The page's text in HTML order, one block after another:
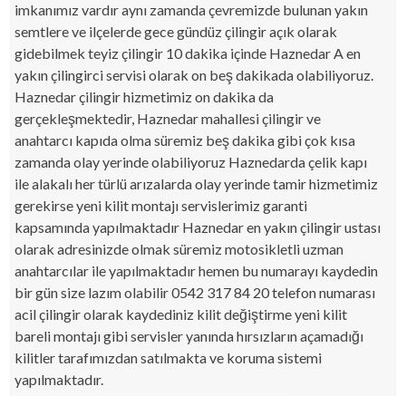
imkanımız vardır aynı zamanda çevremizde bulunan yakın
semtlere ve ilçelerde gece gündüz çilingir açık olarak
gidebilmek teyiz çilingir 10 dakika içinde Haznedar A en
yakın çilingirci servisi olarak on beş dakikada olabiliyoruz.
Haznedar çilingir hizmetimiz on dakika da
gerçekleşmektedir, Haznedar mahallesi çilingir ve
anahtarcı kapıda olma süremiz beş dakika gibi çok kısa
zamanda olay yerinde olabiliyoruz Haznedarda çelik kapı
ile alakalı her türlü arızalarda olay yerinde tamir hizmetimiz
gerekirse yeni kilit montajı servislerimiz garanti
kapsamında yapılmaktadır Haznedar en yakın çilingir ustası
olarak adresinizde olmak süremiz motosikletli uzman
anahtarcılar ile yapılmaktadır hemen bu numarayı kaydedin
bir gün size lazım olabilir 0542 317 84 20 telefon numarası
acil çilingir olarak kaydediniz kilit değiştirme yeni kilit
bareli montajı gibi servisler yanında hırsızların açamadığı
kilitler tarafımızdan satılmakta ve koruma sistemi
yapılmaktadır.